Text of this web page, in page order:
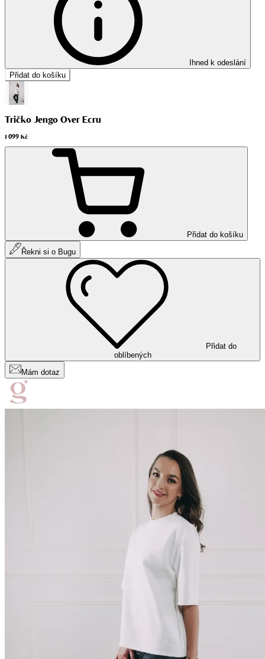
Ihned k odeslání
Přidat do košíku
Tričko Jengo Over Ecru
1 099 Kč
Přidat do košíku
Řekni si o Bugu
Přidat do
oblíbených
Mám dotaz